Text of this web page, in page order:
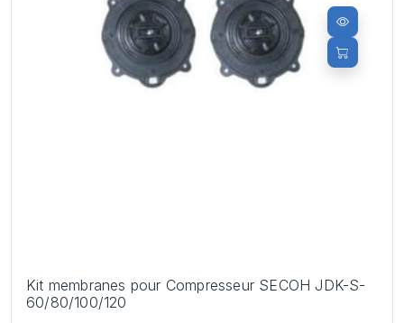
Kit membranes pour Compresseur SECOH JDK-S-
60/80/100/120